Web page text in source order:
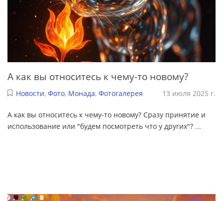
А как вы относитесь к чему-то новому?
Новости, Фото, Монада, Фотогалерея 13 июля 2025 г.
А как вы относитесь к чему-то новому? Сразу принятие и
использование или "будем посмотреть что у других"? ...